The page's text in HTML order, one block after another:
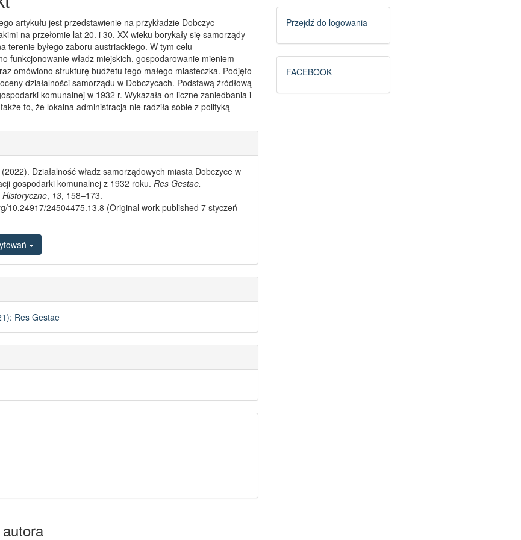
artykułu jest przedstawienie na przykładzie Dobczyc
na przełomie lat 20. i 30. XX wieku borykały się samorządy
terenie byłego zaboru austriackiego. W tym celu
funkcjonowanie władz miejskich, gospodarowanie mieniem
omówiono strukturę budżetu tego małego miasteczka. Podjęto
działalności samorządu w Dobczycach. Podstawą źródłową
komunalnej w 1932 r. Wykazała on liczne zaniedbania i
to, że lokalna administracja nie radziła sobie z polityką
Działalność władz samorządowych miasta Dobczyce w
gospodarki komunalnej z 1932 roku.Res Gestae.
, 13, 158–173.
10.24917/24504475.13.8 (Original work published 7 styczeń
Res Gestae
Logowanie
Przejdź do logowania
FB
FACEBOOK